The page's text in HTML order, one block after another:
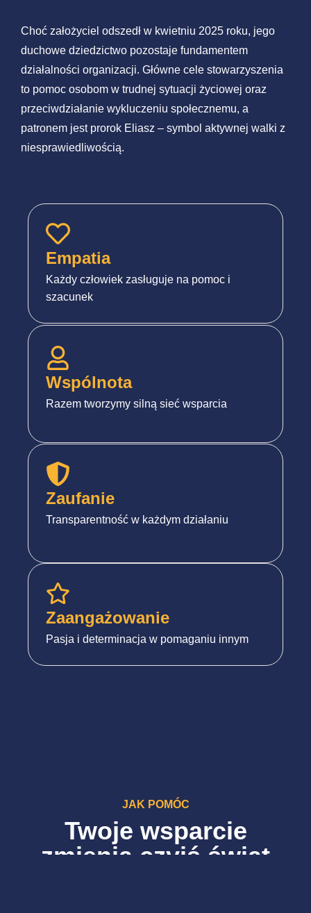
Choć założyciel odszedł w kwietniu 2025 roku, jego
duchowe dziedzictwo pozostaje fundamentem
działalności organizacji. Główne cele stowarzyszenia
to pomoc osobom w trudnej sytuacji życiowej oraz
przeciwdziałanie wykluczeniu społecznemu, a
patronem jest prorok Eliasz – symbol aktywnej walki z
niesprawiedliwością.
Empatia
Każdy człowiek zasługuje na pomoc i
szacunek
Wspólnota
Razem tworzymy silną sieć wsparcia
Zaufanie
Transparentność w każdym działaniu
Zaangażowanie
Pasja i determinacja w pomaganiu innym
JAK POMÓC
Twoje wsparcie
zmienia czyjś świat